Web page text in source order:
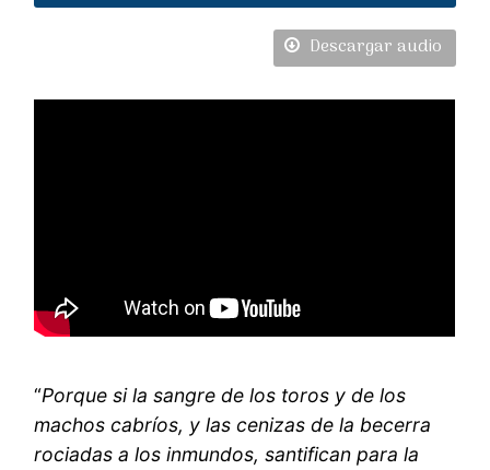
Descargar audio
“Porque si la sangre de los toros y de los
machos cabríos, y las cenizas de la becerra
rociadas a los inmundos, santifican para la